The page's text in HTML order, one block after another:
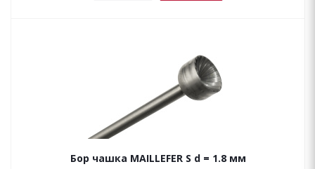
Бор чашка MAILLEFER S d = 1.8 мм